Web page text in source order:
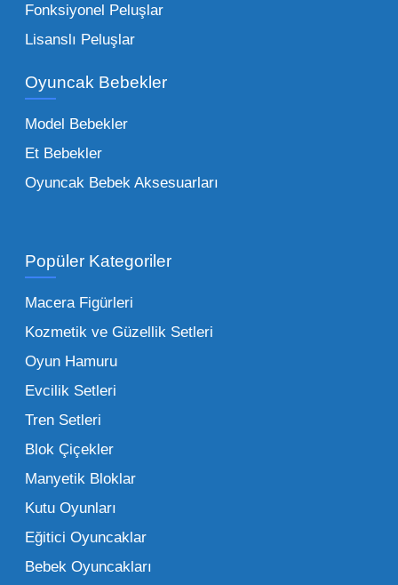
Çocuk Oyuncakları Toptan Seçenekleri:
Bebeklik döneminden ergenliğe kadar geniş
toptan tedariği yaparken, piyasadaki en son
figürlerden geleneksel oyun setlerine kadar
her şeyi portföyümüzde bulabilirsiniz.
İşletmeler için toptan oyuncak satış ve alımı
şüphesiz ki birim maliyetin düşmesidir.
Oyuncak toptan kanalına geçildiğinde,
perakende satış fiyatı ile alış fiyatı arasındaki
makas açılır ve bu da ciddi kâr marjları elde
edilmesini sağlar. Toplu alımlarda uygulanan
dönemlerinde işletmenizin finansal olarak
rahatlamasına yardımcı olur.
Müşterileriniz bir ürünü sorduğunda "yok"
demek, marka sadakatini zedeler. Profesyonel
Fonksiyonel Peluşlar
Lisanslı Peluşlar
Oyuncak Bebekler
Model Bebekler
Et Bebekler
Oyuncak Bebek Aksesuarları
Popüler Kategoriler
Macera Figürleri
Kozmetik ve Güzellik Setleri
Oyun Hamuru
Evcilik Setleri
Tren Setleri
Blok Çiçekler
Manyetik Bloklar
Kutu Oyunları
Eğitici Oyuncaklar
Bebek Oyuncakları